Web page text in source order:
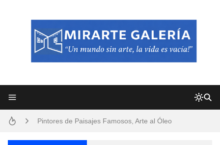
Pintores de Paisajes Famosos, Arte al Óleo